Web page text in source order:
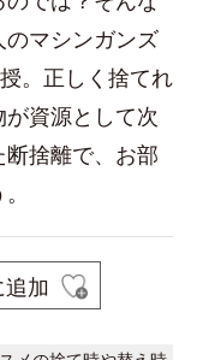
マシンガンズ
。正しく捨てれ
資源として次
捨離で、お部
加